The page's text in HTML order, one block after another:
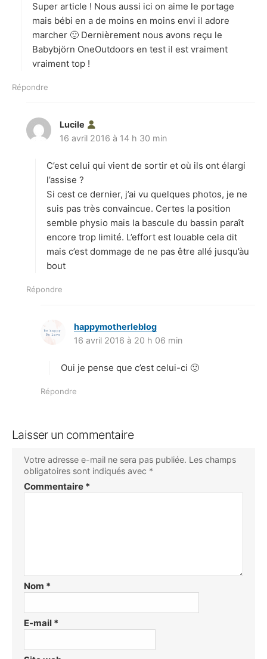
:
Super article ! Nous aussi ici on aime le portage
mais bébi en a de moins en moins envi il adore
marcher 🙂 Dernièrement nous avons reçu le
Babybjörn OneOutdoors en test il est vraiment
vraiment top !
Répondre
Lucile
i
16 avril 2016 à 14 h 30 min
C’est celui qui vient de sortir et où ils ont élargi
l’assise ?
Si cest ce dernier, j’ai vu quelques photos, je ne
suis pas très convaincue. Certes la position
semble physio mais la bascule du bassin paraît
encore trop limité. L’effort est louable cela dit
mais c’est dommage de ne pas être allé jusqu’àu
bout
Répondre
happymotherleblog
i
16 avril 2016 à 20 h 06 min
Oui je pense que c’est celui-ci 🙂
Répondre
Laisser un commentaire
Votre adresse e-mail ne sera pas publiée. Les champs
obligatoires sont indiqués avec *
Commentaire *
Nom *
E-mail *